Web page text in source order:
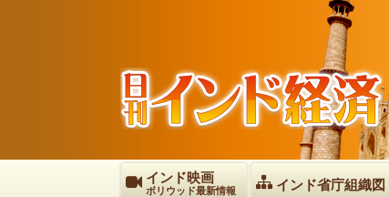
インド映画
ボリウッド最新情報 インド省庁組織図